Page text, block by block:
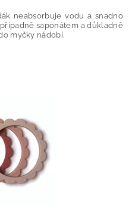
neabsorbuje vodu a snadno
saponátem a důkladně
myčky nádobí.